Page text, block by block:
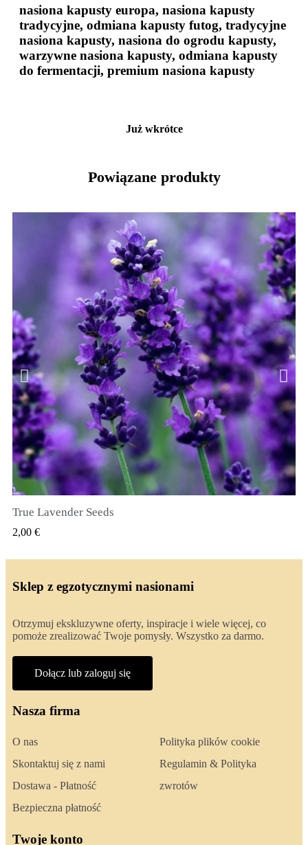
nasiona kapusty europa, nasiona kapusty
tradycyjne, odmiana kapusty futog, tradycyjne
nasiona kapusty, nasiona do ogrodu kapusty,
warzywne nasiona kapusty, odmiana kapusty
do fermentacji, premium nasiona kapusty
Już wkrótce
Powiązane produkty
SZYBKI PODGLĄD
True Lavender Seeds
2,00 €
Sklep z egzotycznymi nasionami
Otrzymuj ekskluzywne oferty, inspiracje i wiele więcej, co
pomoże zrealizować Twoje pomysły. Wszystko za darmo.
Dołącz lub zaloguj się
Nasza firma
O nas
Skontaktuj się z nami
Dostawa - Płatność
Bezpieczna płatność
Polityka plików cookie
Regulamin & Polityka
zwrotów
Twoje konto